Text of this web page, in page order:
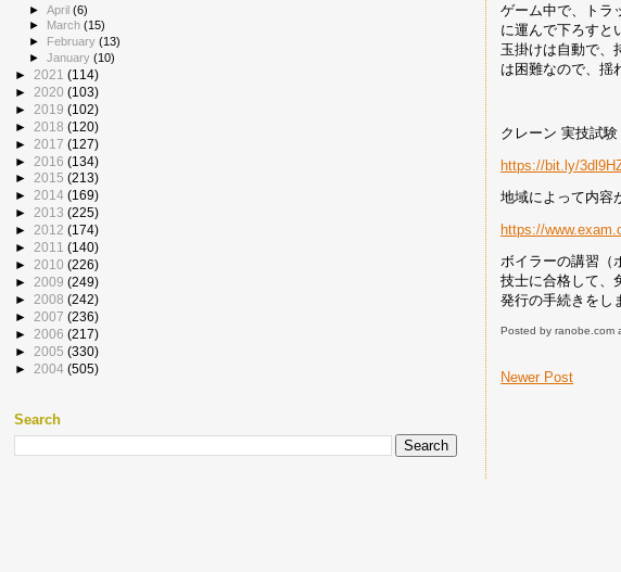
ゲーム中で、トラ
に運んで下ろすと
玉掛けは自動で、
は困難なので、揺
クレーン 実技試
https://bit.ly/
地域によって内容
https://
ボイラーの講習（
技士に合格して、
発行の手続きをし
Posted byranobe.com
Newer Post
►April(6)
►
March(15)
►
February(13)
►January(10)
► 2021 (114)
► 2020 (103)
► 2019 (102)
► 2018 (120)
► 2017 (127)
► 2016 (134)
► 2015 (213)
► 2014 (169)
► 2013 (225)
► 2012 (174)
► 2011 (140)
► 2010 (226)
► 2009 (249)
► 2008 (242)
► 2007 (236)
► 2006 (217)
► 2005 (330)
► 2004 (505)
Search